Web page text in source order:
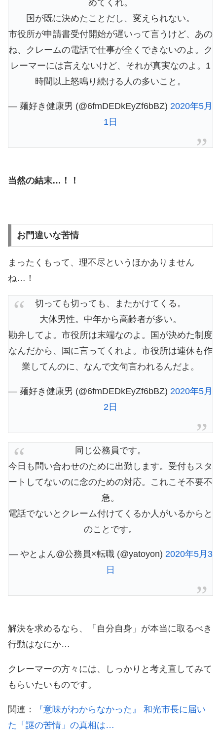
めてくれ。
国が既に決めたことだし、変えられない。
市役所が申請書受付開始が遅いって言うけど、あの
ね、クレームの電話で仕事が全くできないのよ。ク
レーマーには言えないけど、それが真実なのよ。1
時間以上怒鳴り続ける人の多いこと。
— 麺好き健康男 (@6fmDEDkEyZf6bBZ) 2020年5月
1日
当然の結末…！！
お門違いな苦情
まったくもって、理不尽というほかありません
ね…！
切っても切っても、またかけてくる。
大体男性。中年から高齢者が多い。
勘弁してよ。市役所は末端なのよ。国が決めた制度
なんだから、国に言ってくれよ。市役所は連休も作
業してんのに、なんで文句言われるんだよ。
— 麺好き健康男 (@6fmDEDkEyZf6bBZ) 2020年5月
2日
同じ公務員です。
今日も問い合わせのために出勤します。受付もスタ
ートしてないのに念のための対応。これこそ不要不
急。
電話でないとクレーム付けてくるか人がいるからと
のことです。
— やとよん@公務員×転職 (@yatoyon) 2020年5月3
日
解決を求めるなら、「自分自身」が本当に取るべき
行動はなにか…
クレーマーの方々には、しっかりと考え直してみて
もらいたいものです。
関連：
『意味がわからなかった』 和光市長に届い
た「謎の苦情」の真相は…